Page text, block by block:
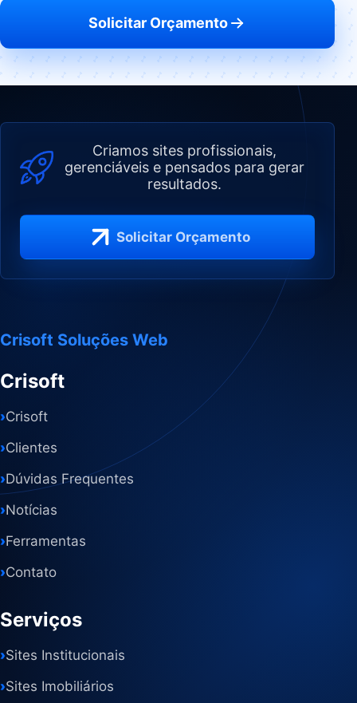
Solicitar Orçamento
Criamos sites profissionais,
gerenciáveis e pensados para gerar
resultados.
Solicitar Orçamento
Crisoft Soluções Web
Crisoft
›Crisoft
›Clientes
›Dúvidas Frequentes
›Notícias
›Ferramentas
›Contato
Serviços
›Sites Institucionais
›Sites Imobiliários